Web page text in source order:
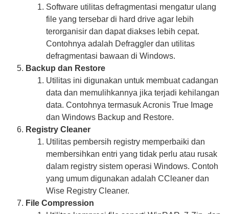
Software utilitas defragmentasi mengatur ulang
file yang tersebar di hard drive agar lebih
terorganisir dan dapat diakses lebih cepat.
Contohnya adalah Defraggler dan utilitas
defragmentasi bawaan di Windows.
Backup dan Restore
Utilitas ini digunakan untuk membuat cadangan
data dan memulihkannya jika terjadi kehilangan
data. Contohnya termasuk Acronis True Image
dan Windows Backup and Restore.
Registry Cleaner
Utilitas pembersih registry memperbaiki dan
membersihkan entri yang tidak perlu atau rusak
dalam registry sistem operasi Windows. Contoh
yang umum digunakan adalah CCleaner dan
Wise Registry Cleaner.
File Compression